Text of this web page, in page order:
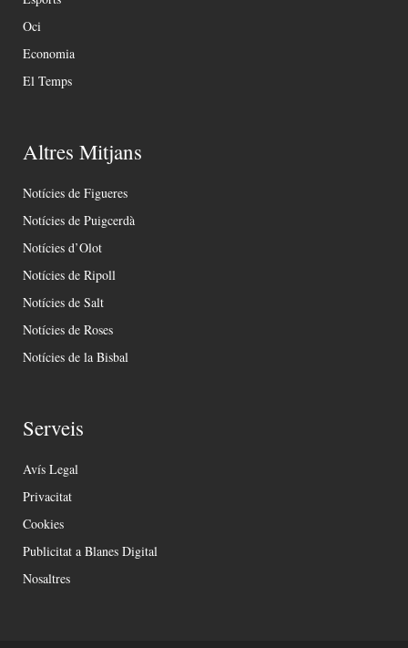
Oci
Economia
El Temps
Altres Mitjans
Notícies de Figueres
Notícies de Puigcerdà
Notícies d’Olot
Notícies de Ripoll
Notícies de Salt
Notícies de Roses
Notícies de la Bisbal
Serveis
Avís Legal
Privacitat
Cookies
Publicitat a Blanes Digital
Nosaltres